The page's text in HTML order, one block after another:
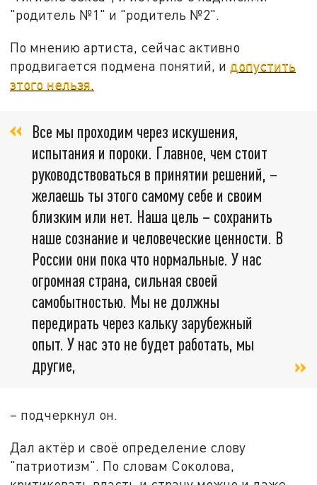
"родитель №1" и "родитель №2".
По мнению артиста, сейчас активно
продвигается подмена понятий, и допустить
этого нельзя.
Все мы проходим через искушения,
испытания и пороки. Главное, чем стоит
руководствоваться в принятии решений, –
желаешь ты этого самому себе и своим
близким или нет. Наша цель – сохранить
наше сознание и человеческие ценности. В
России они пока что нормальные. У нас
огромная страна, сильная своей
самобытностью. Мы не должны
передирать через кальку зарубежный
опыт. У нас это не будет работать, мы
другие,
– подчеркнул он.
Дал актёр и своё определение слову
"патриотизм". По словам Соколова,